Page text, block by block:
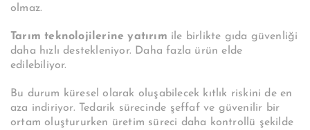
olmaz.
Tarım teknolojilerine yatırım ile birlikte gıda güvenliği
daha hızlı destekleniyor. Daha fazla ürün elde
edilebiliyor.
Bu durum küresel olarak oluşabilecek kıtlık riskini de en
aza indiriyor. Tedarik sürecinde şeffaf ve güvenilir bir
ortam oluştururken üretim süreci daha kontrollü şekilde